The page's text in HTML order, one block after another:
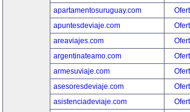
apartamentosuruguay.com
apuntesdeviaje.com
areaviajes.com
argentinateamo.com
armesuviaje.com
asesoresdeviaje.com
asistenciadeviaje.com